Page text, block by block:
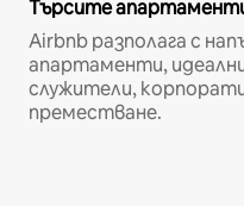
Търсите
Airbnb разполага с
апартаменти,
служители,
преместване.